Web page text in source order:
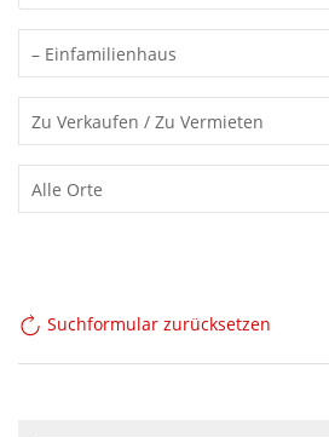
Suchformular zurücksetzen